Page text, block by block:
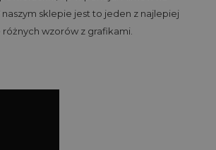
naszym sklepie jest to jeden z najlepiej
wzorów z grafikami.